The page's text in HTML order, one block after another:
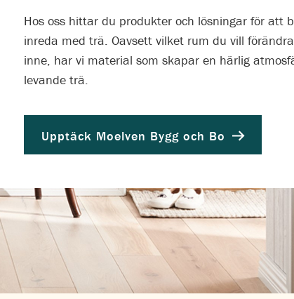
Hos oss hittar du produkter och lösningar för att
inreda med trä. Oavsett vilket rum du vill
inne, har vi material som skapar en härlig
levande trä.
Upptäck Moelven Bygg och Bo